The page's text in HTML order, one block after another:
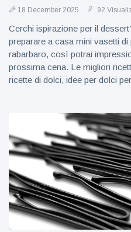
18 December 2025 92
Cerchi ispirazione per il
preparare a casa mini vasetti
rabarbaro, così potrai
prossima cena. Le migliori
ricette di dolci, idee per dolci